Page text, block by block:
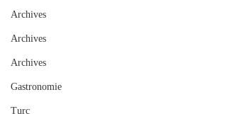
Archives
Archives
Archives
Gastronomie
Turc